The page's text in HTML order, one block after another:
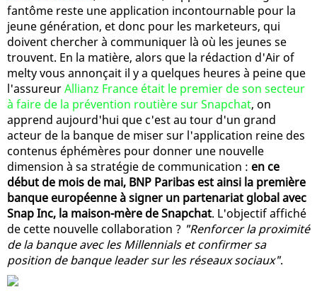
fantôme reste une application incontournable pour la
jeune génération, et donc pour les marketeurs, qui
doivent chercher à communiquer là où les jeunes se
trouvent. En la matière, alors que la rédaction d'Air of
melty vous annonçait il y a quelques heures à peine que
l'assureurAllianz France était le premier de son secteur
à faire de la prévention routière sur Snapchat, on
apprend aujourd'hui que c'est au tour d'un grand
acteur de la banque de miser sur l'application reine des
contenus éphémères pour donner une nouvelle
dimension à sa stratégie de communication : en ce
début de mois de mai, BNP Paribas est ainsi la première
banque européenne à signer un partenariat global avec
Snap Inc, la maison-mère de Snapchat. L'objectif affiché
de cette nouvelle collaboration ? "Renforcer la proximité
de la banque avec les Millennials et confirmer sa
position de banque leader sur les réseaux sociaux".